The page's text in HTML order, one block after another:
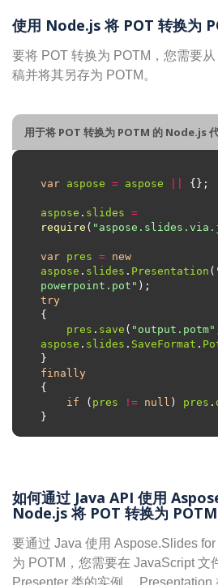
使用 Node.js 将 POT 转换为
要将 POT 转换为 POTM，您需要
稿并将其另存为 POTM。
用于将 POT 转换为 POTM 的 Node.js
var aspose = aspose
aspose . slides =
require (
var pres = new
aspose . slides . Presentation (
powerpoint.pot"
try
pres . save ( "output.potm"
aspose . slides . SaveFormat .
finally
if ( pres != null ) pres .
如何通过 Java API 使用
Node.js 将 POT 转换为 POTM
要通过 Java 使用 Aspose.Slides
为 POTM，您需要在 JavaScript 文
Presenter 类的实例。 Presentation